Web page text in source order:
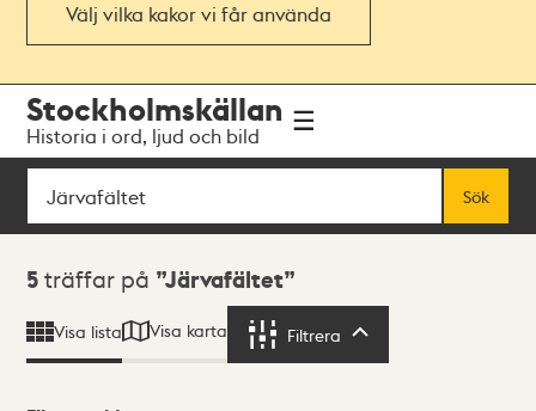
Välj vilka kakor vi får använda
navigationen
huvudinnehållet
Stockholmskällan
Historia i ord, ljud och bild
Sök
Sök
Sökresultat
5 träffar på Järvafältet
Visa lista Visa karta Filtrera